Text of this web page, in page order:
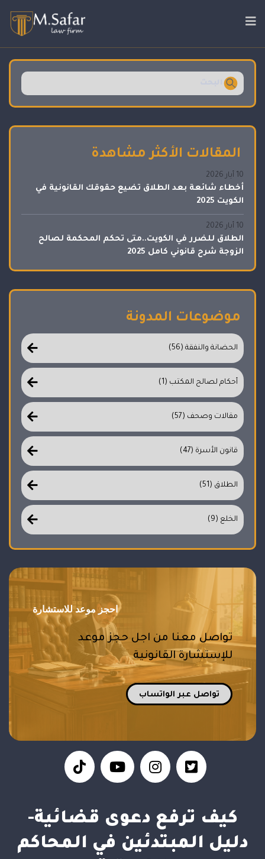
المقالات الأكثر مشاهدة
10 أيار 2026
أخطاء شائعة بعد الطلاق تضيع حقوقك القانونية في
الكويت 2025
10 أيار 2026
الطلاق للضرر في الكويت..متى تحكم المحكمة لصالح
الزوجة شرح قانوني كامل 2025
موضوعات المدونة
الحضانة والنفقة (56)
أحكام لصالح المكتب (1)
مقالات وصحف (57)
قانون الأسرة (47)
الطلاق (51)
الخلع (9)
احجز موعد للاستشارة
تواصل معنا من اجل حجز موعد
للإستشارة القانونية
تواصل عبر الواتساب
fa
fa-
twitter-
fab
fa-
instagram
fa
fa-
youtube-
كيف ترفع دعوى قضائية-
دليل المبتدئين في المحاكم